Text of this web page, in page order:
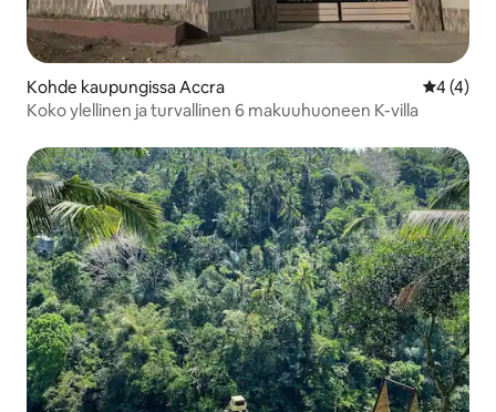
Kohde kaupungissa Accra
4 (4)
Koko ylellinen ja turvallinen 6 makuuhuoneen K-villa